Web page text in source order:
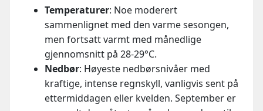
Temperaturer: Noe moderert
sammenlignet med den varme sesongen,
men fortsatt varmt med månedlige
gjennomsnitt på 28-29°C.
Nedbør: Høyeste nedbørsnivåer med
kraftige, intense regnskyll, vanligvis sent på
ettermiddagen eller kvelden. September er